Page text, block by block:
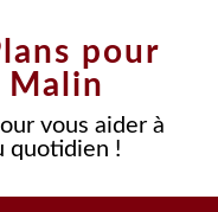
pour
Malin
vous aider à
quotidien !